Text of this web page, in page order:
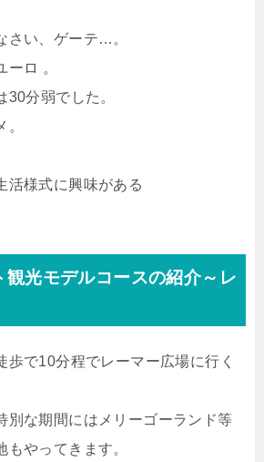
さい、ゲーテ…。
ーロ 。
分弱でした。
活様式に興味がある
観光モデルコースの紹介～レ
歩で10分程でレーマー広場に行く
別な期間にはメリーゴーランド等
やってきます。